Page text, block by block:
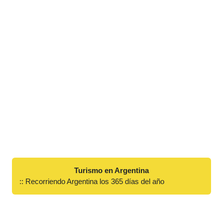
Turismo en Argentina
:: Recorriendo Argentina los 365 días del año